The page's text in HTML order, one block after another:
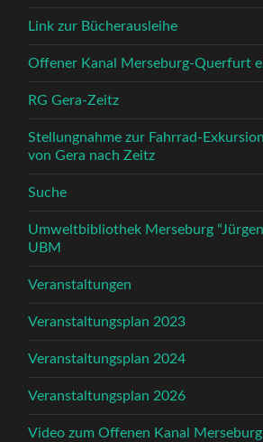
Link zur Bücherausleihe
Offener Kanal Merseburg-Querfurt
RG Gera-Zeitz
Stellungnahme zur Fahrrad-
von Gera nach Zeitz
Suche
Umweltbibliothek Merseburg
UBM
Veranstaltungen
Veranstaltungsplan 2023
Veranstaltungsplan 2024
Veranstaltungsplan 2026
Video zum Offenen Kanal